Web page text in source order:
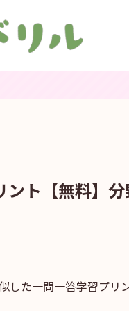
ント【無料】
した一問一答学習プ